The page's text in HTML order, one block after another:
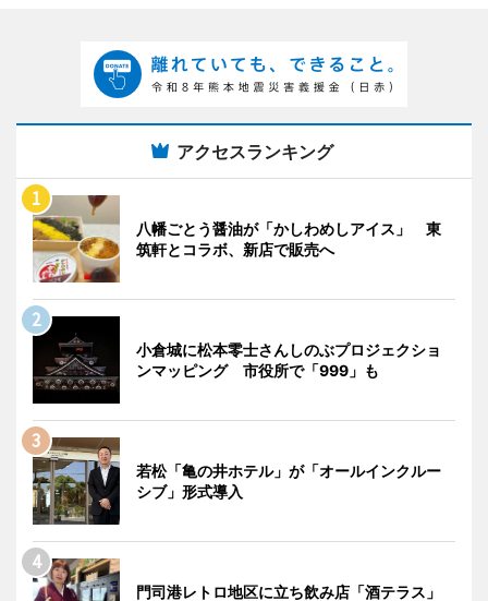
アクセスランキング
八幡ごとう醤油が「かしわめしアイス」 東
筑軒とコラボ、新店で販売へ
小倉城に松本零士さんしのぶプロジェクショ
ンマッピング 市役所で「999」も
若松「亀の井ホテル」が「オールインクルー
シブ」形式導入
門司港レトロ地区に立ち飲み店「酒テラス」